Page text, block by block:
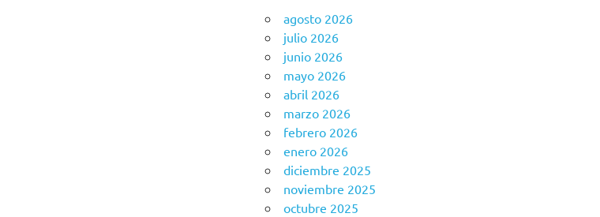
agosto 2026
julio 2026
junio 2026
mayo 2026
abril 2026
marzo 2026
febrero 2026
enero 2026
diciembre 2025
noviembre 2025
octubre 2025